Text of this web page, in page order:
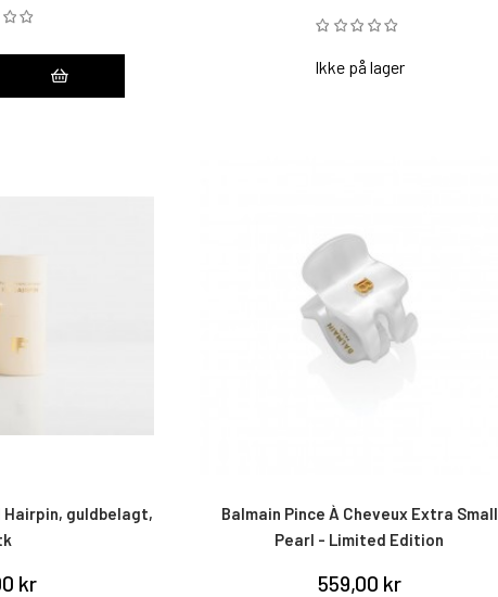
Ikke på lager
Hairpin, guldbelagt,
kr
Balmain Pince À Cheveux Extra Small
Pearl - Limited Edition
559,00 kr